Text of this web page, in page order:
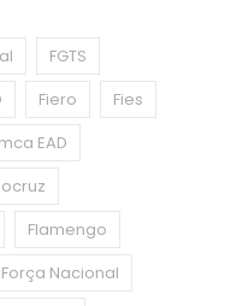
FGTS
Fiero
Fies
EAD
Flamengo
Força Nacional